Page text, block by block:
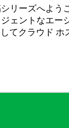
リーズへよう
ェントなエー
てクラウド ホ